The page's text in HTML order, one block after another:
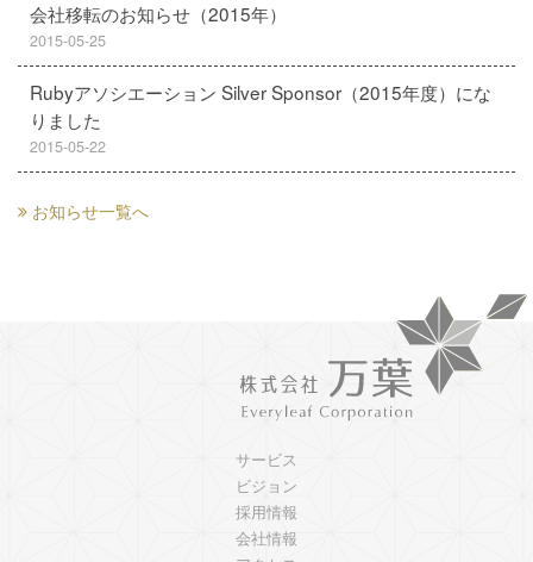
会社移転のお知らせ（2015年）
2015-05-25
Rubyアソシエーション Silver Sponsor（2015年度）にな
りました
2015-05-22
お知らせ一覧へ
サービス
ビジョン
採用情報
会社情報